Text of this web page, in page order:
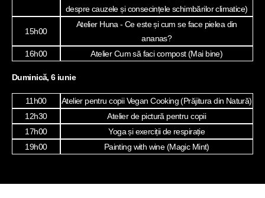
despre cauzele și consecințele schimbărilor climatice)
15h00
Atelier Huna - Ce este și cum se face pielea din
ananas?
16h00
Atelier Cum să faci compost (Mai bine)
Duminică, 6 iunie
11h00
Atelier pentru copii Vegan Cooking (Prăjitura din Natură)
12h30
Atelier de pictură pentru copii
17h00
Yoga și exerciții de respirație
19h00
Painting with wine (Magic Mint)